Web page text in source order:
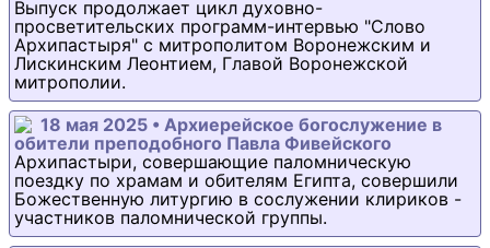
Выпуск продолжает цикл духовно-
просветительских программ-интервью "Слово
Архипастыря" с митрополитом Воронежским и
Лискинским Леонтием, Главой Воронежской
митрополии.
18 мая 2025 • Архиерейское богослужение в
обители преподобного Павла Фивейского
Архипастыри, совершающие паломническую
поездку по храмам и обителям Египта, совершили
Божественную литургию в сослужении клириков -
участников паломнической группы.